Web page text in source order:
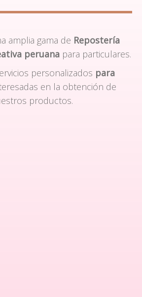
amplia gama de Repostería
peruanapara particulares.
personalizados para
en la obtención de
productos.